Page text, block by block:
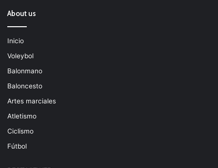
About us
Inicio
Voleybol
Balonmano
Baloncesto
Artes marciales
Atletismo
Ciclismo
Fútbol